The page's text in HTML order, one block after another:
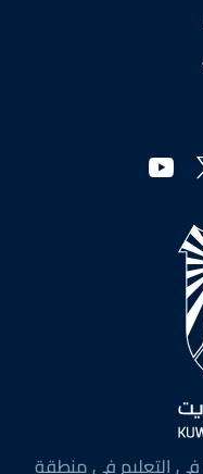
في التعليم في منطقة